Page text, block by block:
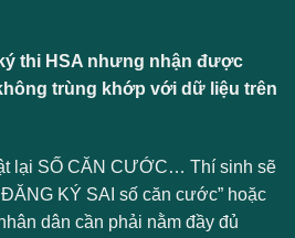
thi HSA nhưng nhận được
trùng khớp với dữ liệu trên
lại SỐ CĂN CƯỚC… Thí sinh sẽ
KÝ SAI số căn cước” hoặc
dân cần phải nằm đầy đủ